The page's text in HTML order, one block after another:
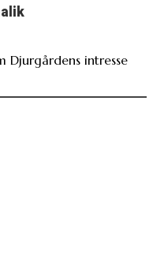
Djurgårdens intresse